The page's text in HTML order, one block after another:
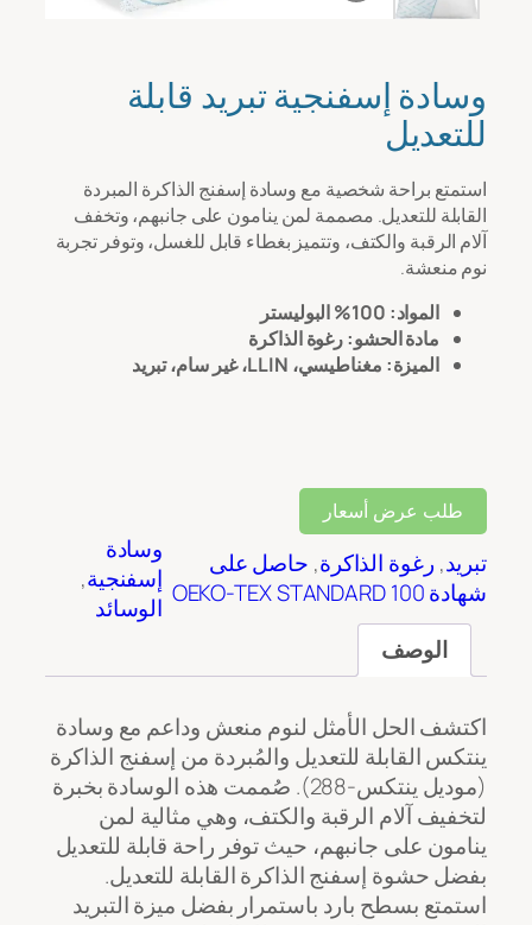
وسادة إسفنجية تبريد قابلة
للتعديل
استمتع براحة شخصية مع وسادة إسفنج الذاكرة المبردة
القابلة للتعديل. مصممة لمن ينامون على جانبهم، وتخفف
آلام الرقبة والكتف، وتتميز بغطاء قابل للغسل، وتوفر تجربة
نوم منعشة.
المواد: 100% البوليستر
مادة الحشو: رغوة الذاكرة
الميزة: مغناطيسي، LLIN، غير سام، تبريد
طلب عرض أسعار
تبريد, رغوة الذاكرة, حاصل على
شهادة OEKO-TEX STANDARD 100
وسادة
إسفنجية,
الوسائد
الوصف
اكتشف الحل الأمثل لنوم منعش وداعم مع وسادة
ينتكس القابلة للتعديل والمُبردة من إسفنج الذاكرة
(موديل ينتكس-288). صُممت هذه الوسادة بخبرة
لتخفيف آلام الرقبة والكتف، وهي مثالية لمن
ينامون على جانبهم، حيث توفر راحة قابلة للتعديل
بفضل حشوة إسفنج الذاكرة القابلة للتعديل.
استمتع بسطح بارد باستمرار بفضل ميزة التبريد